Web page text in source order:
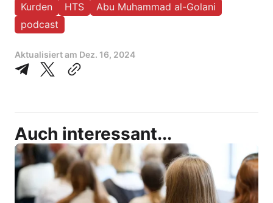
Kurden
HTS
Abu Muhammad al-Golani
podcast
Aktualisiert am Dez. 16, 2024
Auch interessant...